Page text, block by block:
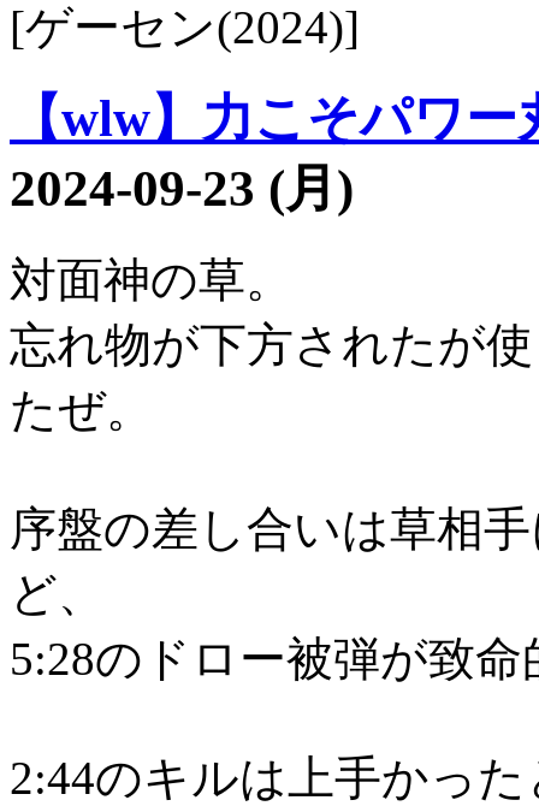
[ゲーセン(2024)]
【wlw】力こそパワ
2024-09-23 (月)
対面神の草。
忘れ物が下方されたが
たぜ。
序盤の差し合いは草相
ど、
5:28のドロー被弾が致
2:44のキルは上手かっ